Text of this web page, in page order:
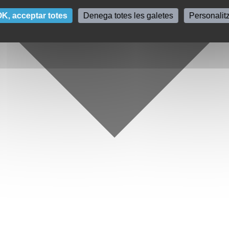
acceptar totes Denega totes les galetes